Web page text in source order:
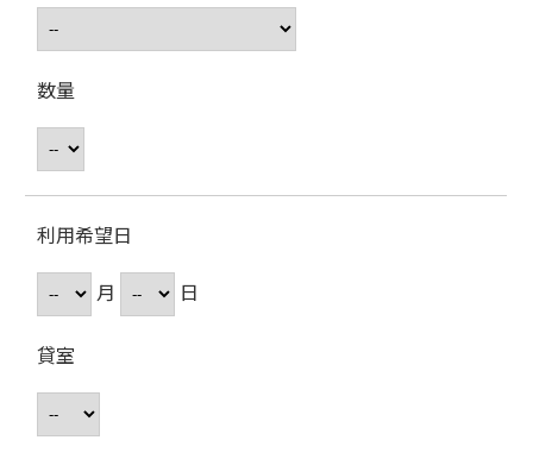
数量
利用希望日
月
日
貸室